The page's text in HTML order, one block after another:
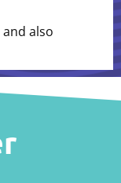
also